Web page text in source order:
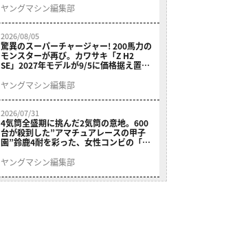
結！
ヤングマシン編集部
2026/08/05
驚異のスーパーチャージャー! 200馬力の
モンスターが再び。カワサキ「Z H2
SE」2027年モデルが9/5に価格据え置き
ヤングマシン編集部
2026/07/31
4気筒全盛期に挑んだ2気筒の意地。600
台が殺到した”アマチュアレースの甲子
園”鈴鹿4耐を彩った、女性コンビの「ス
ヤングマシン編集部